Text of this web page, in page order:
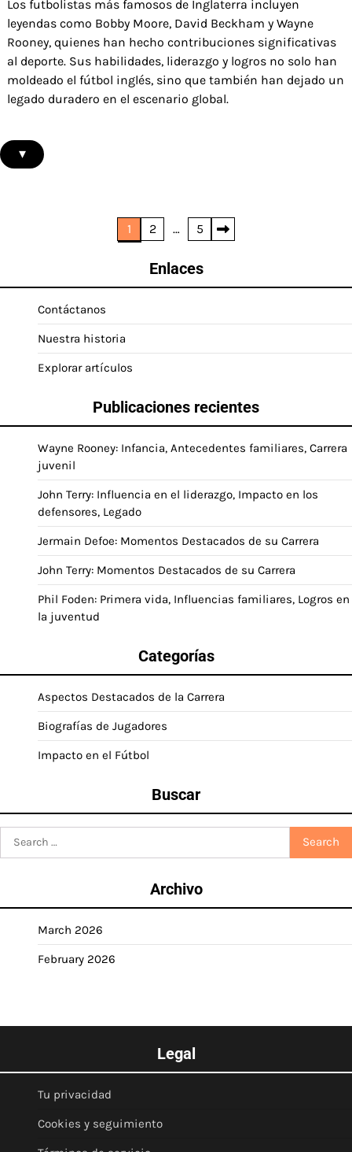
Los futbolistas más famosos de Inglaterra incluyen
leyendas como Bobby Moore, David Beckham y Wayne
Rooney, quienes han hecho contribuciones significativas
al deporte. Sus habilidades, liderazgo y logros no solo han
moldeado el fútbol inglés, sino que también han dejado un
legado duradero en el escenario global.
▾
1 2 … 5
Enlaces
Contáctanos
Nuestra historia
Explorar artículos
Publicaciones recientes
Wayne Rooney: Infancia, Antecedentes familiares, Carrera
juvenil
John Terry: Influencia en el liderazgo, Impacto en los
defensores, Legado
Jermain Defoe: Momentos Destacados de su Carrera
John Terry: Momentos Destacados de su Carrera
Phil Foden: Primera vida, Influencias familiares, Logros en
la juventud
Categorías
Aspectos Destacados de la Carrera
Biografías de Jugadores
Impacto en el Fútbol
Buscar
Archivo
March 2026
February 2026
Legal
Tu privacidad
Cookies y seguimiento